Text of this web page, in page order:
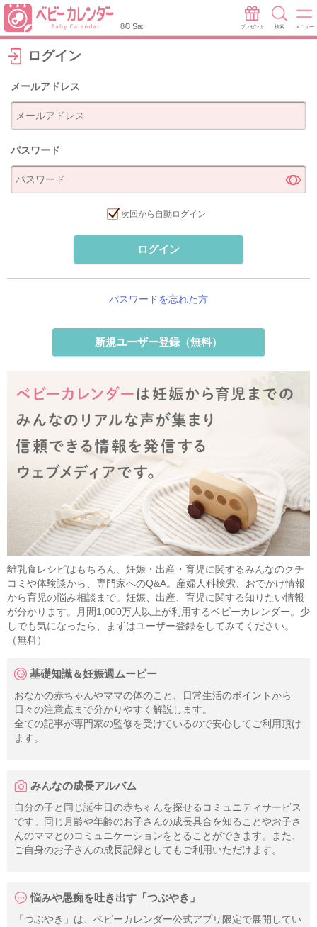
8/8 Sat プレゼント 検索 メニュー
ログイン
メールアドレス
パスワード
次回から自動ログイン
ログイン
パスワードを忘れた方
新規ユーザー登録（無料）
離乳食レシピはもちろん、妊娠・出産・育児に関するみんなのクチ
コミや体験談から、専門家へのQ&A。産婦人科検索、おでかけ情報
から育児の悩み相談まで。妊娠、出産、育児に関する知りたい情報
が分かります。月間1,000万人以上が利用するベビーカレンダー。少
しでも気になったら、まずはユーザー登録をしてみてください。
（無料）
基礎知識＆妊娠週ムービー
おなかの赤ちゃんやママの体のこと、日常生活のポイントから
日々の注意点まで分かりやすく解説します。
全ての記事が専門家の監修を受けているので安心してご利用頂け
ます。
みんなの成長アルバム
自分の子と同じ誕生日の赤ちゃんを探せるコミュニティサービス
です。同じ月齢や年齢のお子さんの成長具合を知ることやお子さ
んのママとのコミュニケーションをとることができます。また、
ご自身のお子さんの成長記録としてもご利用いただけます。
悩みや愚痴を吐き出す「つぶやき」
「つぶやき」は、ベビーカレンダー公式アプリ限定で展開してい